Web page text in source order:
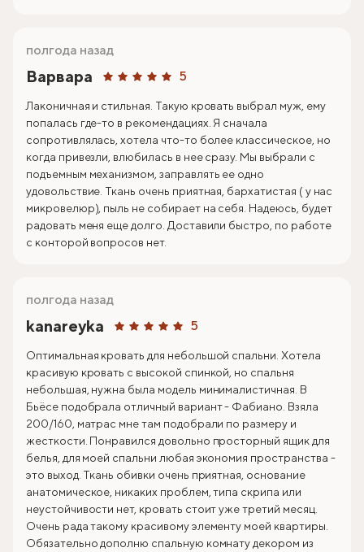
Варвара 5
полгода назад
Лаконичная и стильная. Такую кровать выбрал муж, ему
попалась где-то в рекомендациях. Я сначала
сопротивлялась, хотела что-то более классическое, но
когда привезли, влюбилась в нее сразу. Мы выбрали с
подъемным механизмом, заправлять ее одно
удовольствие. Ткань очень приятная, бархатистая ( у нас
микровелюр), пыль не собирает на себя. Надеюсь, будет
радовать меня еще долго. Доставили быстро, по работе
с конторой вопросов нет.
kanareyka 5
полгода назад
Оптимальная кровать для небольшой спальни. Хотела
красивую кровать с высокой спинкой, но спальня
небольшая, нужна была модель минималистичная. В
Бьёсе подобрала отличный вариант - Фабиано. Взяла
200/160, матрас мне там подобрали по размеру и
жесткости. Понравился довольно просторный ящик для
белья, для моей спальни любая экономия пространства -
это выход. Ткань обивки очень приятная, основание
анатомическое, никаких проблем, типа скрипа или
неустойчивости нет, кровать стоит уже третий месяц.
Очень рада такому красивому элементу моей квартиры.
Обязательно дополню спальную комнату декором из